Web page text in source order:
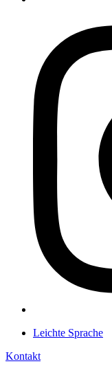
Leichte Sprache
Kontakt